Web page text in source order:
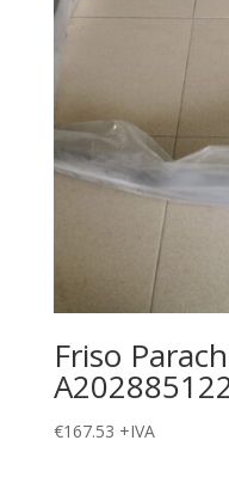
Friso
€167.53 +IVA